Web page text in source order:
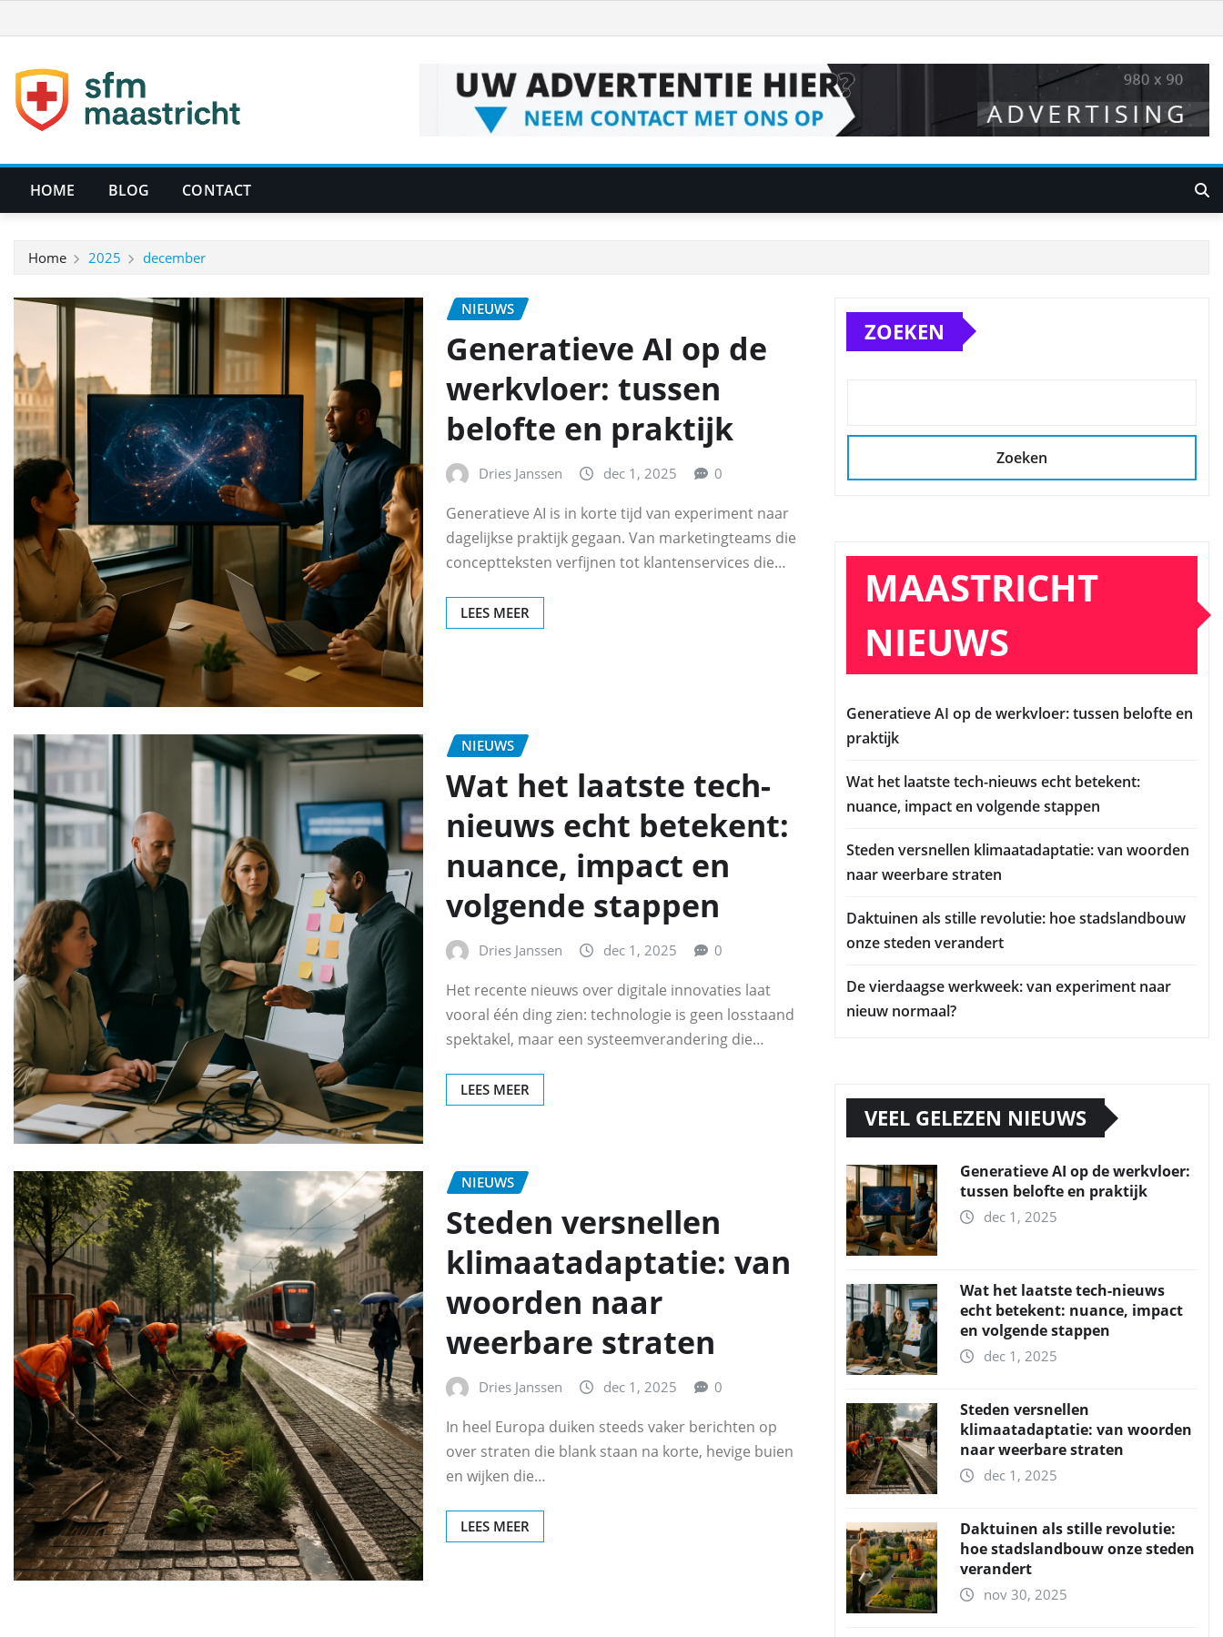
naar
inhoud
HOME BLOG CONTACT
Home 2025 december
NIEUWS
Generatieve AI op de
werkvloer: tussen
belofte en praktijk
Dries Janssen dec 1, 2025 0
Generatieve AI is in korte tijd van experiment naar
dagelijkse praktijk gegaan. Van marketingteams die
conceptteksten verfijnen tot klantenservices die…
LEES MEER
NIEUWS
Wat het laatste tech-
nieuws echt betekent:
nuance, impact en
volgende stappen
Dries Janssen dec 1, 2025 0
Het recente nieuws over digitale innovaties laat
vooral één ding zien: technologie is geen losstaand
spektakel, maar een systeemverandering die…
LEES MEER
NIEUWS
Steden versnellen
klimaatadaptatie: van
woorden naar
weerbare straten
Dries Janssen dec 1, 2025 0
In heel Europa duiken steeds vaker berichten op
over straten die blank staan na korte, hevige buien
en wijken die…
LEES MEER
ZOEKEN
Zoeken
MAASTRICHT
NIEUWS
Generatieve AI op de werkvloer: tussen belofte en
praktijk
Wat het laatste tech-nieuws echt betekent:
nuance, impact en volgende stappen
Steden versnellen klimaatadaptatie: van woorden
naar weerbare straten
Daktuinen als stille revolutie: hoe stadslandbouw
onze steden verandert
De vierdaagse werkweek: van experiment naar
nieuw normaal?
VEEL GELEZEN NIEUWS
Generatieve AI op de werkvloer:
tussen belofte en praktijk
dec 1, 2025
Wat het laatste tech-nieuws
echt betekent: nuance, impact
en volgende stappen
dec 1, 2025
Steden versnellen
klimaatadaptatie: van woorden
naar weerbare straten
dec 1, 2025
Daktuinen als stille revolutie:
hoe stadslandbouw onze steden
verandert
nov 30, 2025